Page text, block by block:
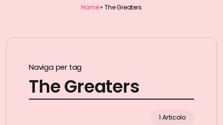
Home» The Greaters
Naviga per tag
The Greaters
1 Articolo